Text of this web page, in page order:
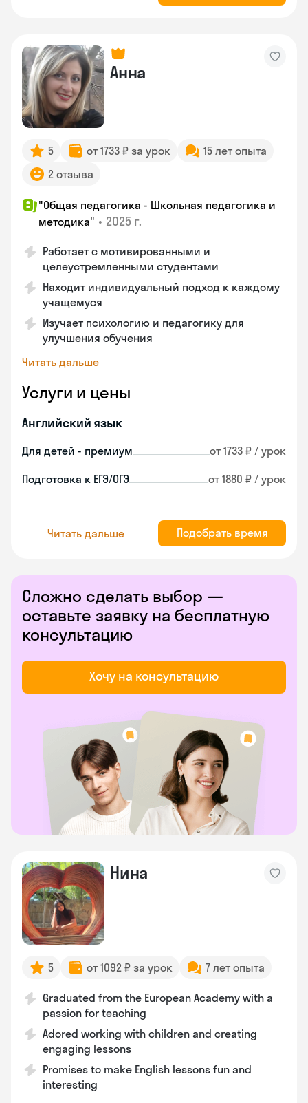
Анна
5 от 1733 ₽ за урок
15 лет опыта
2 отзыва
"Общая педагогика - Школьная педагогика и
методика" • 2025 г.
Работает с мотивированными и
целеустремленными студентами
Находит индивидуальный подход к каждому
учащемуся
Изучает психологию и педагогику для
улучшения обучения
Читать дальше
Услуги и цены
Английский язык
Для детей - премиум от 1733 ₽ / урок
Подготовка к ЕГЭ/ОГЭ от 1880 ₽ / урок
Читать дальше Подобрать время
Сложно сделать выбор —
оставьте заявку на бесплатную
консультацию
Хочу на консультацию
Нина
5 от 1092 ₽ за урок 7 лет опыта
Graduated from the European Academy with a
passion for teaching
Adored working with children and creating
engaging lessons
Promises to make English lessons fun and
interesting